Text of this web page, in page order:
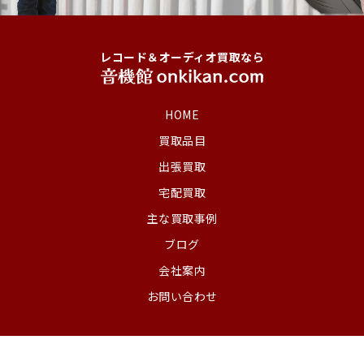
レコード＆オーディオ買取なら
HOME
買取品目
出張買取
宅配買取
主な買取事例
ブログ
会社案内
お問い合わせ